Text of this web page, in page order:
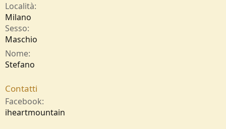
Località
Milano
Sesso
Maschio
Nome
Stefano
Contatti
Facebook
iheartmountain